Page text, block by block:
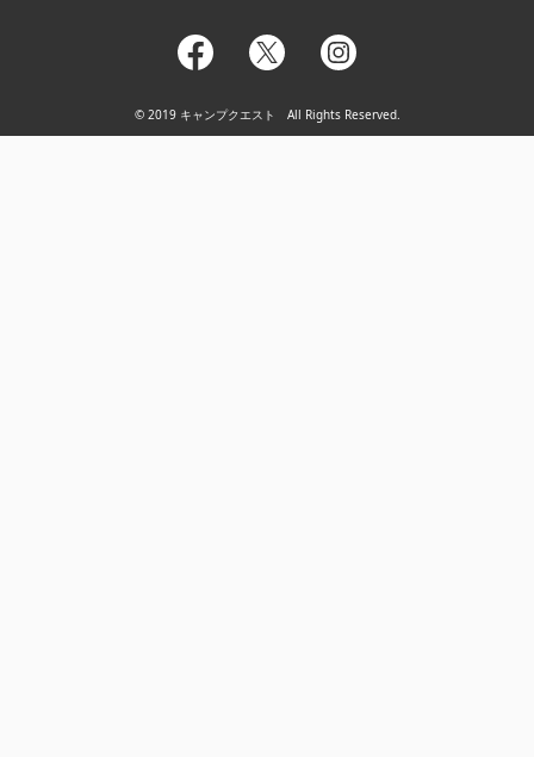
facebooktwitter instagram
© 2019 キャンプクエスト All Rights Reserved.